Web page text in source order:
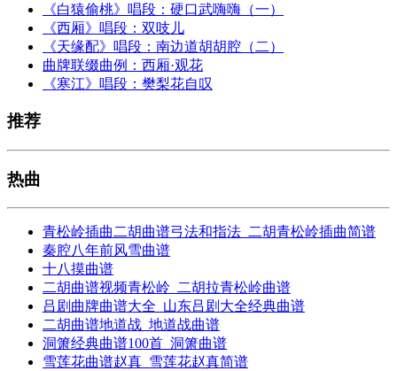
《白猿偷桃》唱段：硬口武嗨嗨（一）
《西厢》唱段：双吱儿
《天缘配》唱段：南边道胡胡腔（二）
曲牌联缀曲例：西厢·观花
《寒江》唱段：樊梨花自叹
推荐
热曲
青松岭插曲二胡曲谱弓法和指法_二胡青松岭插曲简谱
秦腔八年前风雪曲谱
十八摸曲谱
二胡曲谱视频青松岭_二胡拉青松岭曲谱
吕剧曲牌曲谱大全_山东吕剧大全经典曲谱
二胡曲谱地道战_地道战曲谱
洞箫经典曲谱100首_洞箫曲谱
雪莲花曲谱赵真_雪莲花赵真简谱